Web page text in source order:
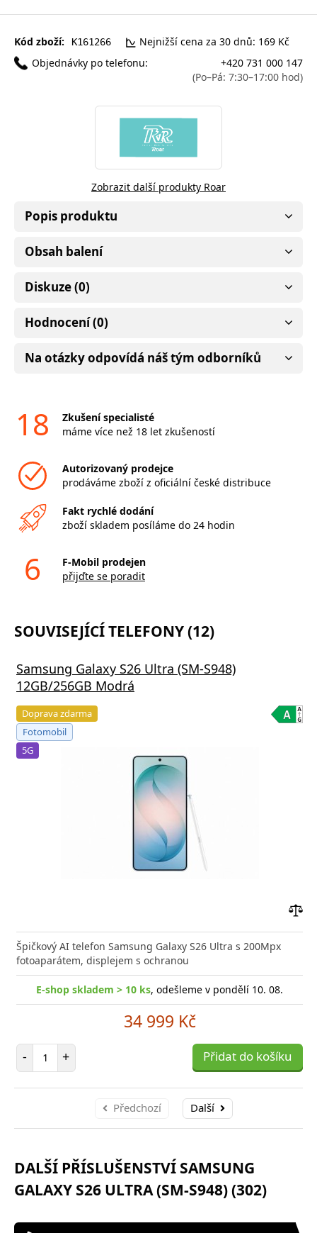
Kód zboží: K161266
Nejnižší cena za 30 dnů: 169 Kč
Objednávky po telefonu:
+420 731 000 147
(Po–Pá: 7:30–17:00 hod)
Zobrazit další produkty Roar
Popis produktu
Obsah balení
Diskuze (0)
Hodnocení (0)
Na otázky odpovídá náš tým odborníků
18
Zkušení specialisté
máme více než 18 let zkušeností
Autorizovaný prodejce
prodáváme zboží z oficiální české distribuce
Fakt rychlé dodání
zboží skladem posíláme do 24 hodin
6
F-Mobil prodejen
přijďte se poradit
SOUVISEJÍCÍ TELEFONY (12)
Samsung Galaxy S26 Ultra (SM-S948)
12GB/256GB Modrá
Doprava zdarma
Fotomobil
5G
Špičkový AI telefon Samsung Galaxy S26 Ultra s 200Mpx
fotoaparátem, displejem s ochranou
E-shop skladem > 10 ks, odešleme v pondělí 10. 08.
34 999 Kč
- Počet položek
+ Přidat do košíku
Předchozí Další
DALŠÍ PŘÍSLUŠENSTVÍ SAMSUNG
GALAXY S26 ULTRA (SM-S948) (302)